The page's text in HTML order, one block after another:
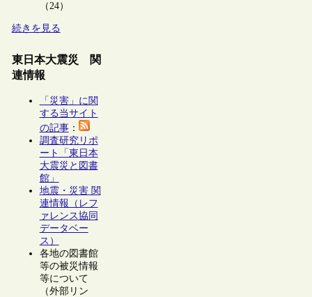
（24）
続きを見る
東日本大震災 関
連情報
「災害」に関
する当サイト
の記事：
調査研究リポ
ート「東日本
大震災と図書
館」
地震・災害 関
連情報（レフ
ァレンス協同
データベー
ス）
各地の図書館
等の被災情報
等について
（外部リン